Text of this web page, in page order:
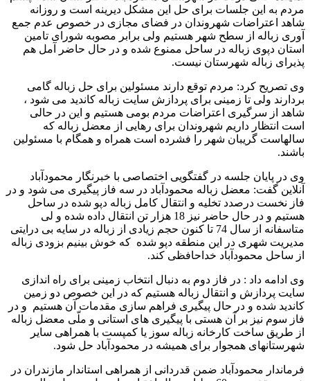
مردم به این جلسات برای حل این مشکل دیرینه است و روزانه
شاهد اعتراضات شهروندان در فضای مجازی در خصوص عدم جمع
آوری زباله از سطح شهر هستیم ولی برابر مصوبه شورای تامین
استان دپوی زباله در ساحل ممنوع شده و در حال حاضر آمل هم
پذیرای زباله شهرستان نیست.
وی تصریح کرد: مردم توقع دارند مسئولین برای حل زباله گامی
بردارند ولی تا زمینی برای پردازش سایت زباله کاندید می شود ،
شاهد از سرگیری اعتراضات مردم بومی هستیم و این در حالی
است انتظار داریم شهروندان برای رهایی از معضل زباله که
سالهاست گریبان شهر را فشرده است همراه و همگام با مسئولین
باشند.
وی در پایان جلسه در گفتگویی اختصاصی با خبرنگار محمودآباد
آنلاین گفت: معضل زباله محمودآباد در سه فاز پیگیری می شود و در
فاز نخست درصدد تخلیه و انتقال کامل زباله دپو شده در ساحل
هستیم و در حال حاضر نیز 18 هزار تن انتقال داده شده و لی
متاسفانه از سال 74 تا کنون حجم زیادی از زباله در سایه بی درایتی
مدیریت شهری در این منطقه دپو شده که خوش بینیم بزودی زباله
از ساحل محمودآباد خداحافظی کند.
وی ادامه داد : در فاز دوم به دنبال انتخاب زمینی برای راه اندازی
سایت پردازش و انتقال زباله هستیم که در این خصوص دو زمین
کاندید شده و در حال پیگیری فراهم سازی مقدمات آن هستیم و در
فاز سوم نیز بر آن هستی با پیگیری های استانی و ملّی معضل زباله
از طریق ساخت کارخانه زباله سوز یا کمپست با همراهی سایر
شهرستانهای همجوار برای همیشه در محمودآباد حل شود.
فرماندار محمودآباد ضمن قدردانی از همراهی استاندار مازندران در